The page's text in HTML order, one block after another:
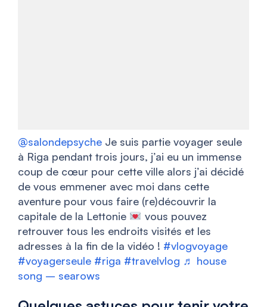
@salondepsyche Je suis partie voyager seule
à Riga pendant trois jours, j’ai eu un immense
coup de cœur pour cette ville alors j’ai décidé
de vous emmener avec moi dans cette
aventure pour vous faire (re)découvrir la
capitale de la Lettonie
vous pouvez
retrouver tous les endroits visités et les
adresses à la fin de la vidéo ! #vlogvoyage
#voyagerseule #riga #travelvlog ♬ house
song – searows